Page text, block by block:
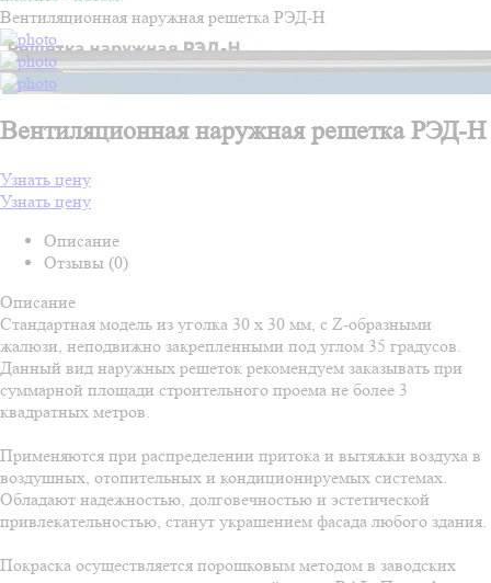
Вентиляционная наружная решетка РЭД-Н
Вентиляционная наружная решетка РЭД-Н
Узнать цену
Узнать цену
Описание
Отзывы (0)
Описание
Стандартная модель из уголка 30 х 30 мм, с Z-образными
жалюзи, неподвижно закрепленными под углом 35 градусов.
Данный вид наружных решеток рекомендуем заказывать при
суммарной площади строительного проема не более 3
квадратных метров.
Применяются при распределении притока и вытяжки воздуха в
воздушных, отопительных и кондиционируемых системах.
Обладают надежностью, долговечностью и эстетической
привлекательностью, станут украшением фасада любого здания.
Покраска осуществляется порошковым методом в заводских